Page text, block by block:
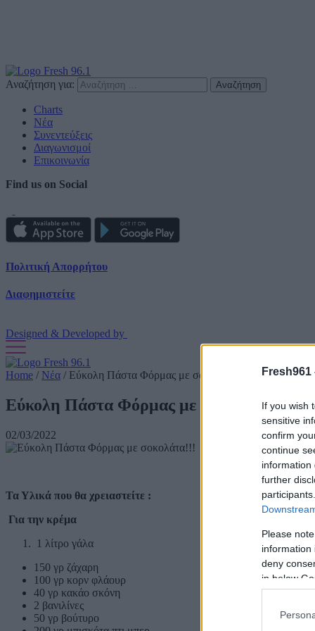
Fresh961
If you wish
sensitive
confirm
continue
information
further
Please
information
deny
in below
Αναζήτηση για:
Charts
Νέα
Συνεντεύξεις
Διαγωνισμοί
Επικοινωνία
Find us on Social
Πολιτική Απορρήτου
Διαφημιστείτε
Designed & Developed by
Home / Νέα / Εύκολη Πάστα Φόρμας με σοκολάτα!!!
Εύκολη Πάστα Φόρμας με σοκολάτα!!!
02/03/2022
Τα Υλικά που θα χρειαστείτε :
Για την κρέμα
1 λίτρο γάλα
150 γρ ζάχαρη
100 γρ κορν φλάουρ
40 γρ κακάο σκόνη
2 βανιλίνες
50 γρ βούτυρο